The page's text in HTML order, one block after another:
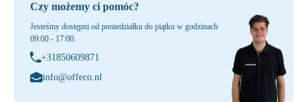
Czy możemy ci pomóc?
Jesteśmy dostępni od poniedziałku do piątku w godzinach
09:00 - 17:00.
+31850609871
info@offeco.nl